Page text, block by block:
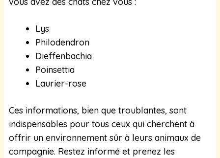
Lys
Philodendron
Dieffenbachia
Poinsettia
Laurier-rose
Ces informations, bien que troublantes, sont
indispensables pour tous ceux qui cherchent à
offrir un environnement sûr à leurs animaux de
compagnie. Restez informé et prenez les